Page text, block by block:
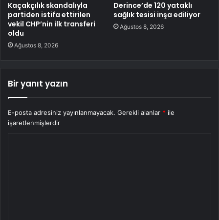
Kaçakçılık skandalıyla
partiden istifa ettirilen
vekil CHP’nin ilk transferi
oldu
Ağustos 8, 2026
Derince’de 120 yataklı
sağlık tesisi inşa ediliyor
Ağustos 8, 2026
Bir yanıt yazın
E-posta adresiniz yayınlanmayacak. Gerekli alanlar * ile
işaretlenmişlerdir